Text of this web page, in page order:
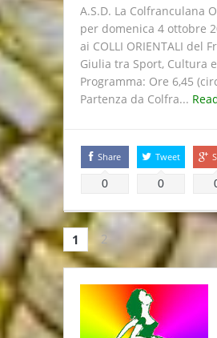
A.S.D. La Colfranculana
per domenica 4 ottobre
ai COLLI ORIENTALI del
Giulia tra Sport, Cultura
Programma: Ore 6,45
Partenza da Colfra...
Share
0
Tweet
0
1 2